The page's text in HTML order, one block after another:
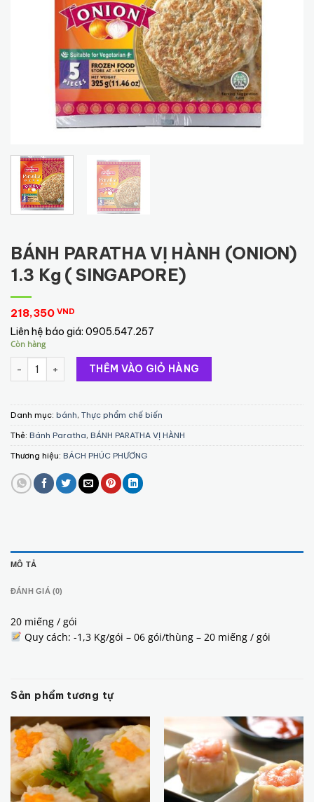
BÁNH PARATHA VỊ HÀNH (ONION)
1.3 Kg ( SINGAPORE)
218,350 VND
Liên hệ báo giá: 0905.547.257
Còn hàng
BÁNH PARATHA VỊ HÀNH (ONION) 1.3 Kg ( SINGAPORE) số lượng
THÊM VÀO GIỎ HÀNG
Danh mục: bánh, Thực phẩm chế biến
Thẻ: Bánh Paratha, BÁNH PARATHA VỊ HÀNH
Thương hiệu: BÁCH PHÚC PHƯƠNG
MÔ TẢ
ĐÁNH GIÁ (0)
20 miếng / gói
Quy cách: -1,3 Kg/gói – 06 gói/thùng – 20 miếng / gói
Sản phẩm tương tự